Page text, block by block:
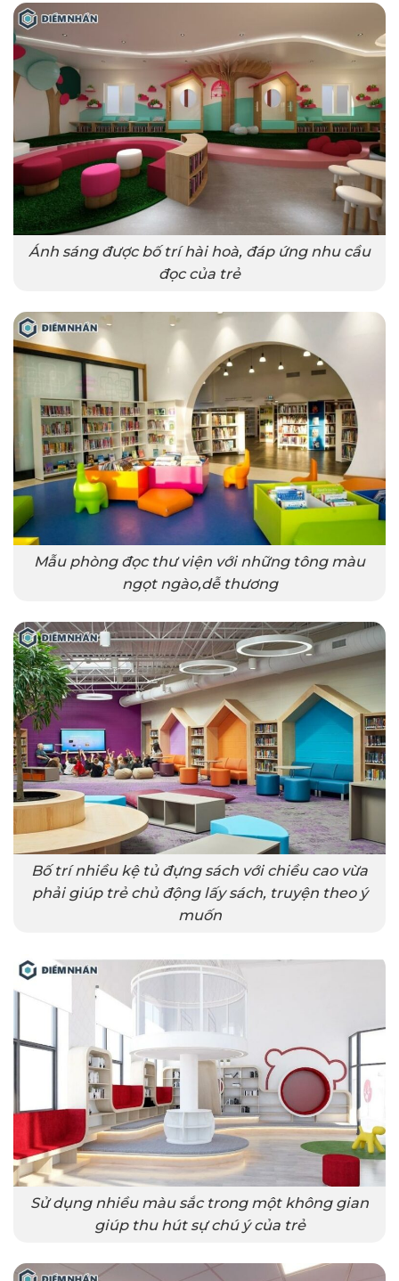
Ánh sáng được bố trí hài hoà, đáp ứng nhu cầu
đọc của trẻ
Mẫu phòng đọc thư viện với những tông màu
ngọt ngào,dễ thương
Bố trí nhiều kệ tủ đựng sách với chiều cao vừa
phải giúp trẻ chủ động lấy sách, truyện theo ý
muốn
Sử dụng nhiều màu sắc trong một không gian
giúp thu hút sự chú ý của trẻ